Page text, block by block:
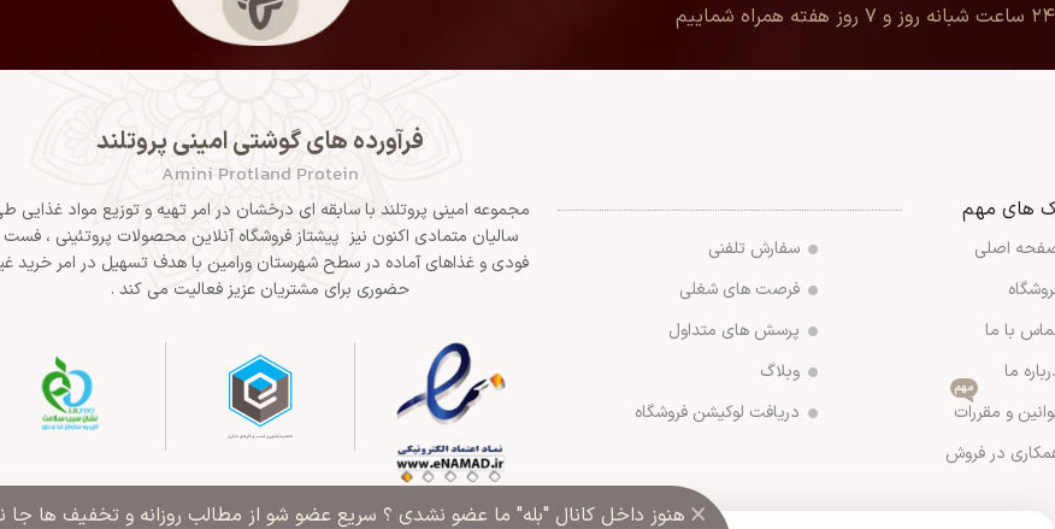
۲۴ ساعت شبانه روز و ۷ روز هفته همراه شماییم
های مهم
اصلی
با ما
ما
و مقررات
مهم
در فروش
سفارش تلفنی
فرصت های شغلی
پرسش های متداول
وبلاگ
دریافت لوکیشن فروشگاه
فرآورده های گوشتی امینی پروتلند
Amini Protland Protein
مجموعه امینی پروتلند با سابقه ای درخشان در امر تهیه و توزیع مواد غذایی
سالیان متمادی اکنون نیز پیشتاز فروشگاه آنلاین محصولات پروتئینی ، فست
فودی و غذاهای آماده در سطح شهرستان ورامین با هدف تسهیل در امر خرید
حضوری برای مشتریان عزیز فعالیت می کند .
هنوز داخل کانال "بله" ما عضو نشدی ؟ سریع عضو شو از مطالب روزانه و تخفیف ها جا ×